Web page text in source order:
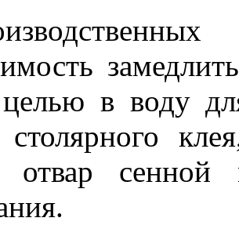
в воду
столярного
отвар сенной